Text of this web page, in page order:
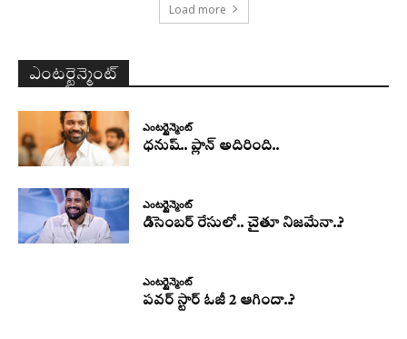
Load more
ఎంటర్టైన్మెంట్
ఎంటర్టైన్మెంట్
ధనుష్‌.. ప్లాన్ అదిరింది..
ఎంటర్టైన్మెంట్
డిసెంబర్ రేసులో.. చైతూ నిజమేనా..?
ఎంటర్టైన్మెంట్
పవర్ స్టార్ ఓజీ 2 ఆగిందా..?